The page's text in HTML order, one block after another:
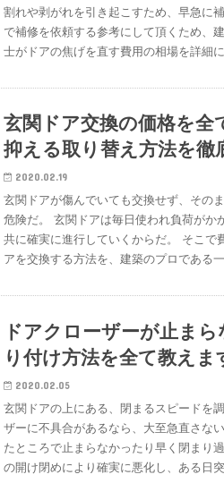
割れや剥がれを引き起こすため、早急に
で補修を依頼する参考にして頂くため、
士がドアの焦げを直す費用の相場を詳細
玄関ドア交換の価格を全
抑える取り替え方法を徹
2020.02.19
玄関ドアが傷んでいても交換せず、その
危険だ。 玄関ドアは毎日使われ負荷がか
共に確実に進行していくからだ。 そこで
アを交換する方法を、建築のプロである
ドアクローザーが止ま
り付け方法を全て教えま
2020.02.05
玄関ドアの上にある、閉まるスピードを
ザーに不具合があるなら、大至急直さな
たところで止まらなかったり早く閉まり
の開け閉めにより確実に悪化し、ある日